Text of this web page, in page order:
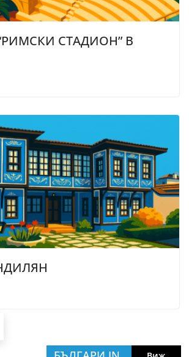
СТАДИОН” В